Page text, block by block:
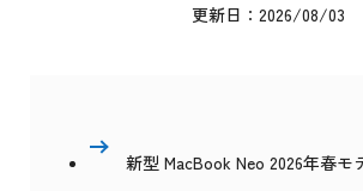
更新日：2026/08/03
新型 MacBook Neo 2026年春モ